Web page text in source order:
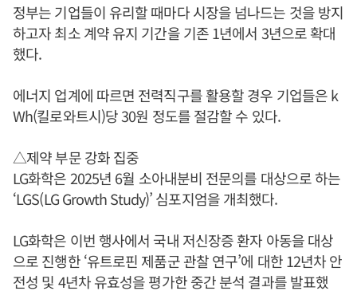
정부는 기업들이 유리할 때마다 시장을 넘나드는 것을 방지
하고자 최소 계약 유지 기간을 기존 1년에서 3년으로 확대
했다.
에너지 업계에 따르면 전력직구를 활용할 경우 기업들은 k
Wh(킬로와트시)당 30원 정도를 절감할 수 있다.
△제약 부문 강화 집중
LG화학은 2025년 6월 소아내분비 전문의를 대상으로 하는
‘LGS(LG Growth Study)’ 심포지엄을 개최했다.
LG화학은 이번 행사에서 국내 저신장증 환자 아동을 대상
으로 진행한 ‘유트로핀 제품군 관찰 연구’에 대한 12년차 안
전성 및 4년차 유효성을 평가한 중간 분석 결과를 발표했